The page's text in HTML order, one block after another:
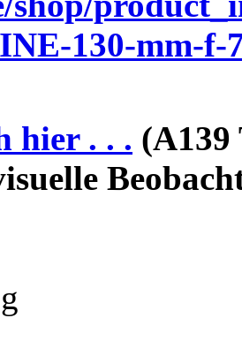
130-mm-f-
hier . . . (A139